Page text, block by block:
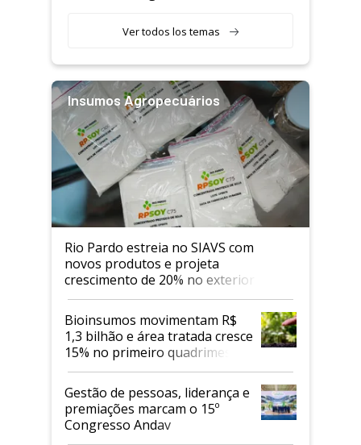
Ver todos los temas
Insumos Agropecuários
Rio Pardo estreia no SIAVS com
novos produtos e projeta
crescimento de 20% no exterior
Bioinsumos movimentam R$
1,3 bilhão e área tratada cresce
15% no primeiro quadrimestre
de 2026
Gestão de pessoas, liderança e
premiações marcam o 15º
Congresso Andav